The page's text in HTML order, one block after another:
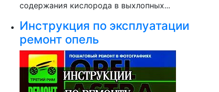
содержания кислорода в выхлопных...
Инструкция по эксплуатации
ремонт опель